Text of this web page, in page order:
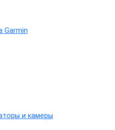
Garmin
и камеры